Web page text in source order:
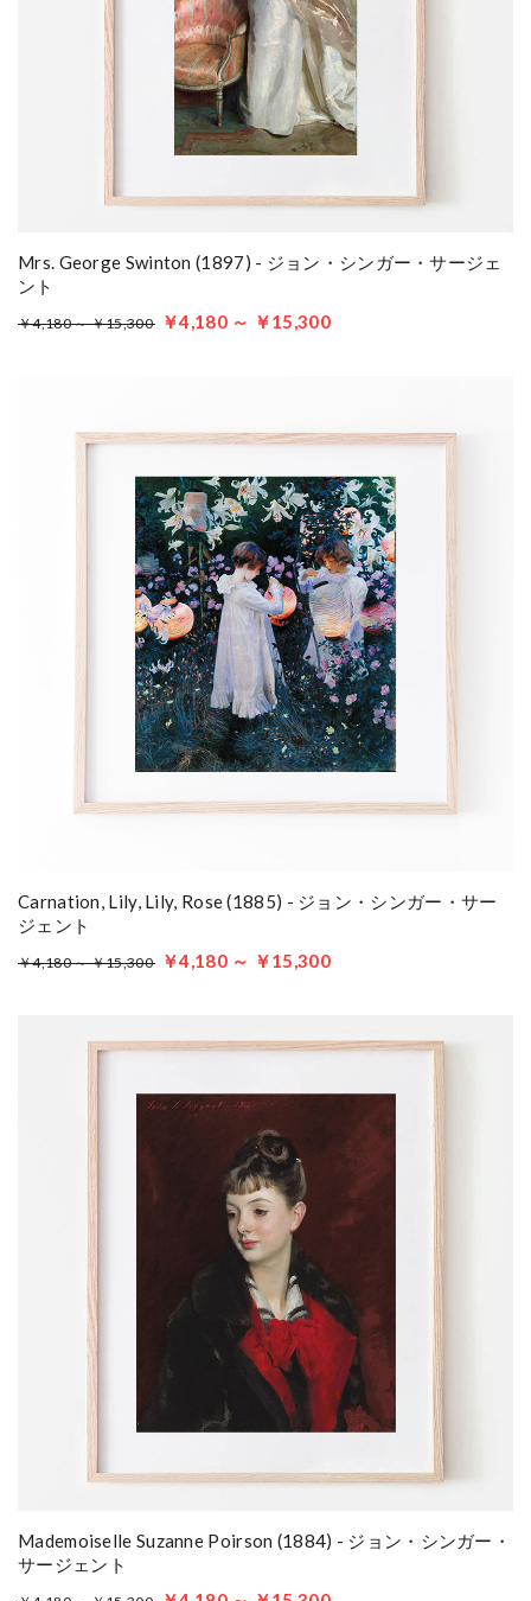
Mrs. George Swinton (1897) - ジョン・シンガー・サージェ
ント
￥4,180 ～ ￥15,300 ￥4,180 ～ ￥15,300
Carnation, Lily, Lily, Rose (1885) - ジョン・シンガー・サー
ジェント
￥4,180 ～ ￥15,300 ￥4,180 ～ ￥15,300
Mademoiselle Suzanne Poirson (1884) - ジョン・シンガー・
サージェント